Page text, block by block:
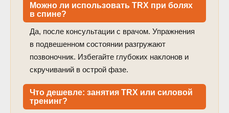
Можно ли использовать TRX при болях
в спине?
Да, после консультации с врачом. Упражнения
в подвешенном состоянии разгружают
позвоночник. Избегайте глубоких наклонов и
скручиваний в острой фазе.
Что дешевле: занятия TRX или силовой
тренинг?